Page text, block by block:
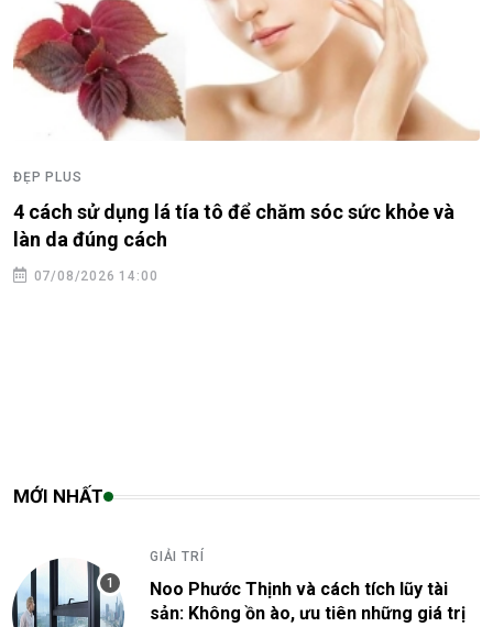
ĐẸP PLUS
4 cách sử dụng lá tía tô để chăm sóc sức khỏe và
làn da đúng cách
07/08/2026 14:00
MỚI NHẤT
GIẢI TRÍ
Noo Phước Thịnh và cách tích lũy tài
sản: Không ồn ào, ưu tiên những giá trị